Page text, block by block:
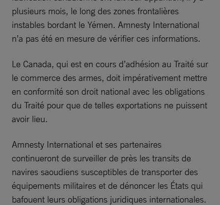
plusieurs mois, le long des zones frontalières
instables bordant le Yémen. Amnesty International
n’a pas été en mesure de vérifier ces informations.
Le Canada, qui est en cours d’adhésion au Traité sur
le commerce des armes, doit impérativement mettre
en conformité son droit national avec les obligations
du Traité pour que de telles exportations ne puissent
avoir lieu.
Amnesty International et ses partenaires
continueront de surveiller de près les transits de
navires saoudiens susceptibles de transporter des
équipements militaires et de dénoncer les États qui
bafouent leurs obligations juridiques internationales.